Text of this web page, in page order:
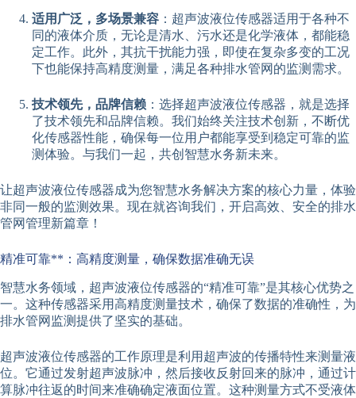
适用广泛，多场景兼容 ：超声波液位传感器适用于各种不
同的液体介质，无论是清水、污水还是化学液体，都能稳
定工作。此外，其抗干扰能力强，即使在复杂多变的工况
下也能保持高精度测量，满足各种排水管网的监测需求。
技术领先，品牌信赖 ：选择超声波液位传感器，就是选择
了技术领先和品牌信赖。我们始终关注技术创新，不断优
化传感器性能，确保每一位用户都能享受到稳定可靠的监
测体验。与我们一起，共创智慧水务新未来。
让超声波液位传感器成为您智慧水务解决方案的核心力量，体验
非同一般的监测效果。现在就咨询我们，开启高效、安全的排水
管网管理新篇章！
精准可靠**：高精度测量，确保数据准确无误
智慧水务领域，超声波液位传感器的“精准可靠”是其核心优势之
一。这种传感器采用高精度测量技术，确保了数据的准确性，为
排水管网监测提供了坚实的基础。
超声波液位传感器的工作原理是利用超声波的传播特性来测量液
位。它通过发射超声波脉冲，然后接收反射回来的脉冲，通过计
算脉冲往返的时间来准确确定液面位置。这种测量方式不受液体